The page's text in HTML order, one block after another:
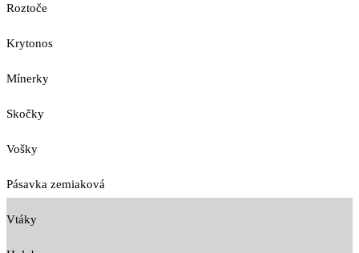
Roztoče
Krytonos
Mínerky
Skočky
Vošky
Pásavka zemiaková
Vtáky